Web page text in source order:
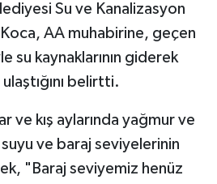
Su ve Kanalizasyon
AA muhabirine, geçen
su kaynaklarının giderek
ulaştığını belirtti.
ve kış aylarında yağmur ve
suyu ve baraj seviyelerinin
"Baraj seviyemiz henüz